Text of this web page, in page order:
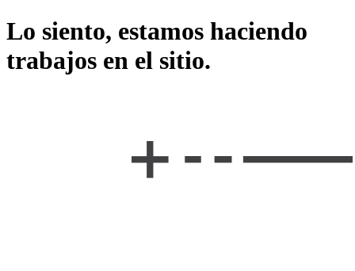
Lo siento, estamos haciendo
trabajos en el sitio.